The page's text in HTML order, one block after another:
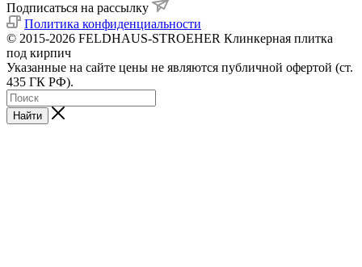
Подписаться на рассылку
Политика конфиденциальности
© 2015-2026 FELDHAUS-STROEHER Клинкерная плитка
под кирпич
Указанные на сайте цены не являются публичной офертой (ст.
435 ГК РФ).
Найти